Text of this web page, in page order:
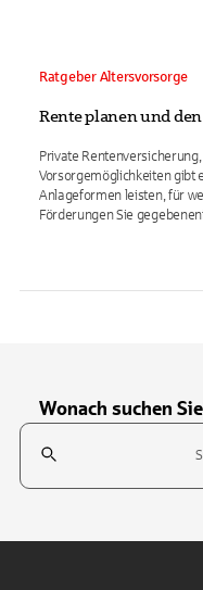
Ratgeber Altersvorsorge
Rente planen und
Private
Vorsorgemöglichkeiten gibt
Anlageformen leisten, für
Förderungen Sie
Wonach suchen
Suchfeld